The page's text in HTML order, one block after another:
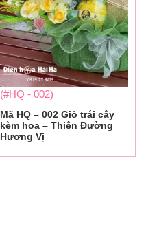
(#HQ - 002)
Mã HQ – 002 Giỏ trái cây
kèm hoa – Thiên Đường
Hương Vị